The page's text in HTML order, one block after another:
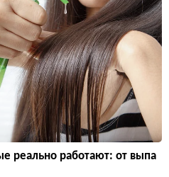
реально работают: от выпа